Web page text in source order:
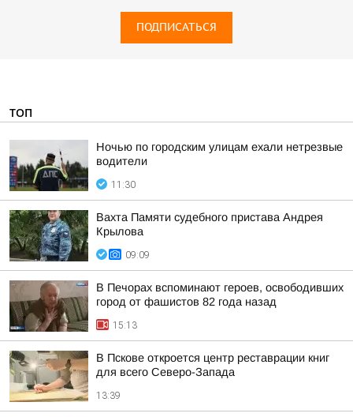
ПОДПИСАТЬСЯ
ТОП
Ночью по городским улицам ехали нетрезвые
водители
11:30
Вахта Памяти судебного пристава Андрея
Крылова
09:09
В Печорах вспоминают героев, освободивших
город от фашистов 82 года назад
15:13
В Пскове откроется центр реставрации книг
для всего Северо-Запада
13:39